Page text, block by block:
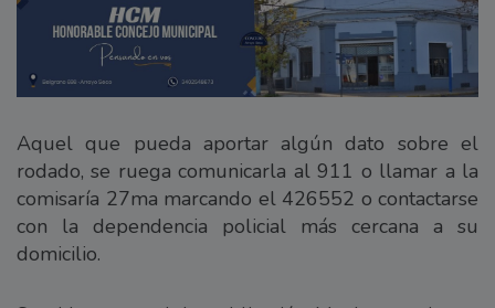
Aquel que pueda aportar algún dato sobre el
rodado, se ruega comunicarla al 911 o llamar a la
comisaría 27ma marcando el 426552 o contactarse
con la dependencia policial más cercana a su
domicilio.